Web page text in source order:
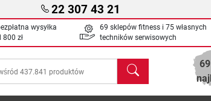
22 307 43 21
wysyłka
800 zł
69 sklepów fitness i 75 własnych
techników serwisowych
Szukaj